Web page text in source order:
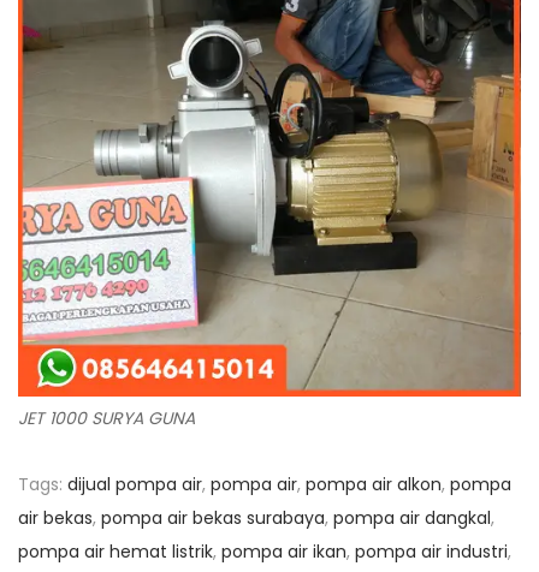
JET 1000 SURYA GUNA
Tags: dijual pompa air, pompa air, pompa air alkon, pompa
air bekas, pompa air bekas surabaya, pompa air dangkal,
pompa air hemat listrik, pompa air ikan, pompa air industri,